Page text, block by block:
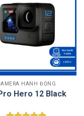
11
HÀNH ĐỘNG
Hero 12 Black